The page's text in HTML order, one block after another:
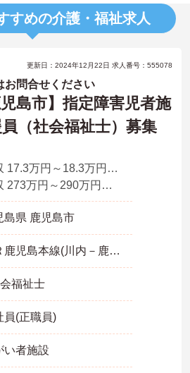
すめの介護・福祉求人
更新日：2024年12月22日 求人番号：555078
問合せください
児島市】指定障害児者施
（社会福祉士）募集
月収 17.3万円～18.3万円程度（諸手当込）
年収 273万円～290万円程度（賞与込）
島県 鹿児島市
ＪＲ鹿児島本線(川内－鹿児島中央)
福祉士
員(正職員)
い者施設